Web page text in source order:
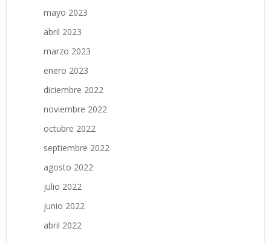
mayo 2023
abril 2023
marzo 2023
enero 2023
diciembre 2022
noviembre 2022
octubre 2022
septiembre 2022
agosto 2022
julio 2022
junio 2022
abril 2022